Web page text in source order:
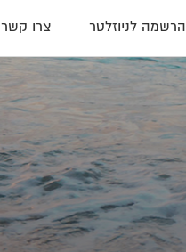
הרשמה לניוזלטר צרו קשר